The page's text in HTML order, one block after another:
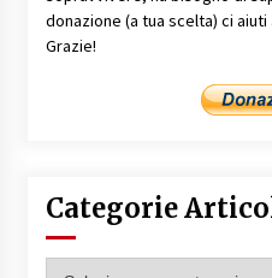
donazione (a tua scelta) ci
Grazie!
Categorie